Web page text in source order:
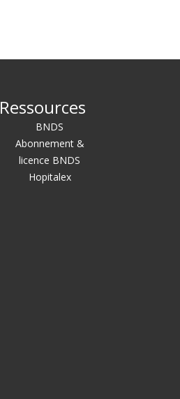
Ressources
BNDS
Abonnement &
licence BNDS
Hopitalex